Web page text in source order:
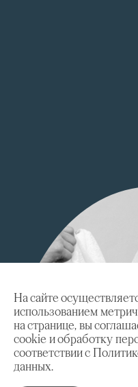
На сайте
использованием
на странице, вы
cookie и обработку
соответствии с
данных.